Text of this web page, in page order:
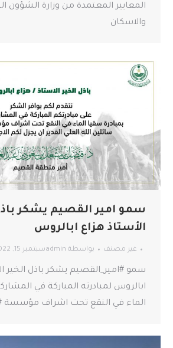
المعايير المعتمدة من وزارة الشؤون
والاسكان
سمو امير القصيم يشكر
الأستاذ هزاع ابالروس
غير مصنف بواسطة adminسبتمبر 15, 2022
سمو #امير_القصيم يشكر باذل الخير
ابالروس لمبادرته المباركة في
الماء في النقع تحت اشراف